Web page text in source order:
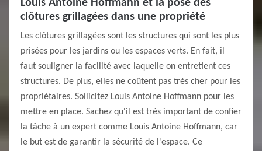
Louis Antoine Hoffmann et la pose des
clôtures grillagées dans une propriété
Les clôtures grillagées sont les structures qui sont les plus
prisées pour les jardins ou les espaces verts. En fait, il
faut souligner la facilité avec laquelle on entretient ces
structures. De plus, elles ne coûtent pas très cher pour les
propriétaires. Sollicitez Louis Antoine Hoffmann pour les
mettre en place. Sachez qu'il est très important de confier
la tâche à un expert comme Louis Antoine Hoffmann, car
le but est de garantir la sécurité de l'espace. Ce